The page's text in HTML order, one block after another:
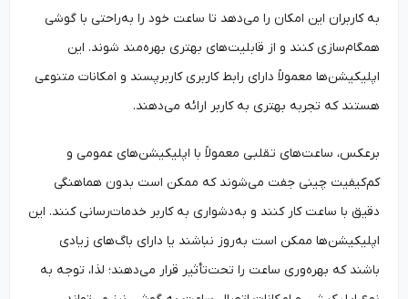
به کاربران این امکان را می‌دهد تا ساعت خود را به‌راحتی با گوشی
همگام‌سازی کنند و از قابلیت‌های بهتری بهره‌مند شوند. این
اپلیکیشن‌ها معمولاً دارای رابط کاربری کاربرپسند و امکانات متنوعی
هستند که تجربه بهتری به کاربر ارائه می‌دهند.
برعکس، ساعت‌های تقلبی معمولاً با اپلیکیشن‌های عمومی و
کم‌کیفیت چینی جفت می‌شوند که ممکن است بدون هماهنگی
دقیق با ساعت کار کنند و به‌دشواری به کاربر خدمات‌رسانی کنند. این
اپلیکیشن‌ها ممکن است به‌روز نباشند یا دارای باگ‌های زیادی
باشند که بهره‌وری ساعت را تحت‌تأثیر قرار می‌دهند؛ لذا، توجه به